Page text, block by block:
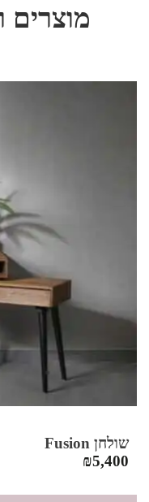
מוצרים
שולחן Fusion
₪5,400